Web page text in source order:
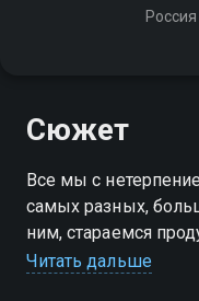
Россия
Сюжет
Все мы с
самых разных,
ним, стараемся
день этот
Читать дальше